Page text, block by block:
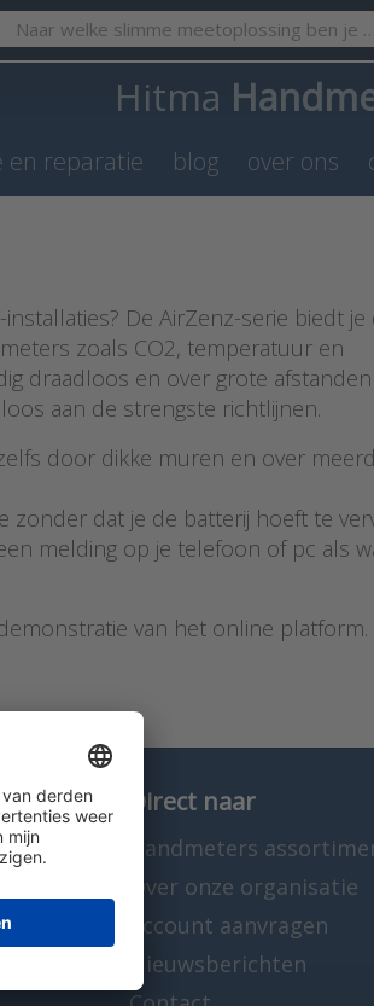
a search term. Results will appear
Hitma
en reparatie blog over ons
De AirZenz-serie biedt je
zoals CO2, temperatuur en
draadloos en over grote
aan de strengste richtlijnen.
door dikke muren en over
zonder dat je de batterij hoeft te
melding op je telefoon of pc als
van het online platform.
Direct naar
Handmeters
Over onze organisatie
Account aanvragen
Nieuwsberichten